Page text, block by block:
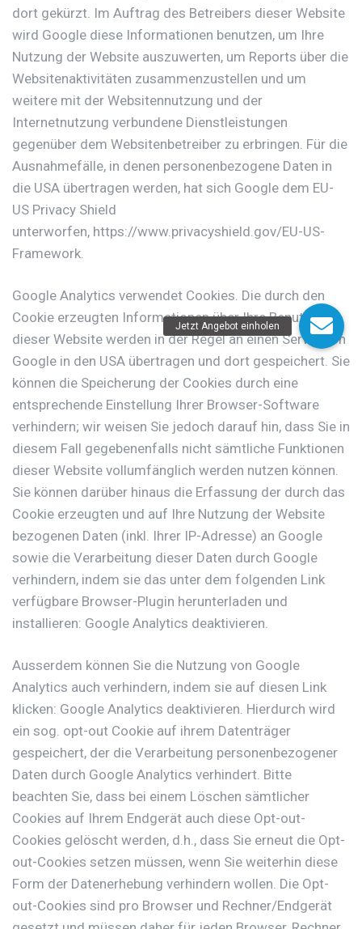
dort gekürzt. Im Auftrag des Betreibers dieser Website
wird Google diese Informationen benutzen, um Ihre
Nutzung der Website auszuwerten, um Reports über die
Websitenaktivitäten zusammenzustellen und um
weitere mit der Websitennutzung und der
Internetnutzung verbundene Dienstleistungen
gegenüber dem Websitenbetreiber zu erbringen. Für die
Ausnahmefälle, in denen personenbezogene Daten in
die USA übertragen werden, hat sich Google dem EU-
US Privacy Shield
unterworfen, https://www.privacyshield.gov/EU-US-
Framework.
Google Analytics verwendet Cookies. Die durch den
Cookie erzeugten Informationen über Ihre Benutzung
dieser Website werden in der Regel an einen Server von
Google in den USA übertragen und dort gespeichert. Sie
können die Speicherung der Cookies durch eine
entsprechende Einstellung Ihrer Browser-Software
verhindern; wir weisen Sie jedoch darauf hin, dass Sie in
diesem Fall gegebenenfalls nicht sämtliche Funktionen
dieser Website vollumfänglich werden nutzen können.
Sie können darüber hinaus die Erfassung der durch das
Cookie erzeugten und auf Ihre Nutzung der Website
bezogenen Daten (inkl. Ihrer IP-Adresse) an Google
sowie die Verarbeitung dieser Daten durch Google
verhindern, indem sie das unter dem folgenden Link
verfügbare Browser-Plugin herunterladen und
installieren: Google Analytics deaktivieren.
Ausserdem können Sie die Nutzung von Google
Analytics auch verhindern, indem sie auf diesen Link
klicken: Google Analytics deaktivieren. Hierdurch wird
ein sog. opt-out Cookie auf ihrem Datenträger
gespeichert, der die Verarbeitung personenbezogener
Daten durch Google Analytics verhindert. Bitte
beachten Sie, dass bei einem Löschen sämtlicher
Cookies auf Ihrem Endgerät auch diese Opt-out-
Cookies gelöscht werden, d.h., dass Sie erneut die Opt-
out-Cookies setzen müssen, wenn Sie weiterhin diese
Form der Datenerhebung verhindern wollen. Die Opt-
out-Cookies sind pro Browser und Rechner/Endgerät